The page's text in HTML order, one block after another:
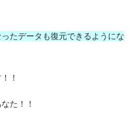
たデータも復元できるようにな
！
た！！